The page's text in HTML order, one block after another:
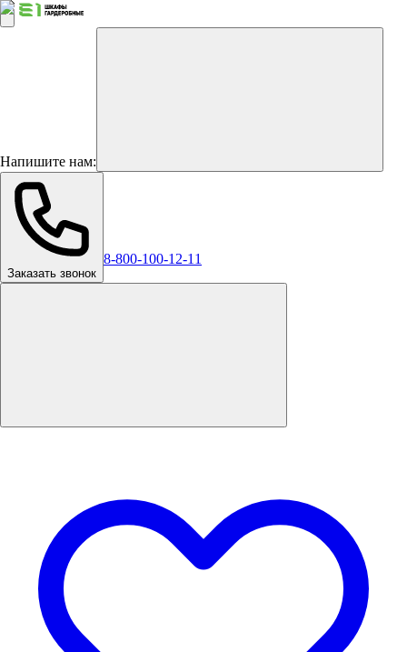
Напишите нам:
Заказать звонок
8-800-100-12-11